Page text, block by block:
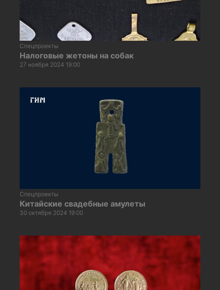
Спецпроекты
Налоговые жетоны на собак
27 ноября 2024 19:00
Спецпроекты
Китайские свадебные амулеты
30 октября 2024 19:00